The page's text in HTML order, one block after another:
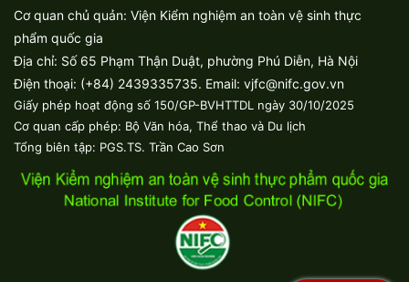
Cơ quan chủ quản: Viện Kiểm nghiệm an toàn vệ sinh thực
phẩm quốc gia
Địa chỉ: Số 65 Phạm Thận Duật, phường Phú Diễn, Hà Nội
Điện thoại: (+84) 2439335735. Email: vjfc@nifc.gov.vn
Giấy phép hoạt động số 150/GP-BVHTTDL ngày 30/10/2025
Cơ quan cấp phép: Bộ Văn hóa, Thể thao và Du lịch
Tổng biên tập: PGS.TS. Trần Cao Sơn